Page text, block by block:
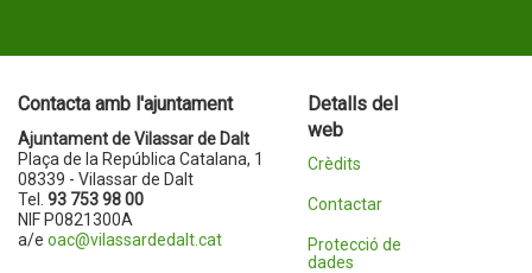
Contacta amb l'ajuntament
Ajuntament de Vilassar de Dalt
Plaça de la República Catalana, 1
08339 - Vilassar de Dalt
Tel. 93 753 98 00
NIF P0821300A
a/e oac@vilassardedalt.cat
Detalls del
web
Crèdits
Contactar
Protecció de
dades